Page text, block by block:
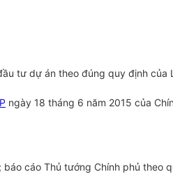
ầu tư dự án theo đúng quy định của
ngày 18 tháng 6 năm 2015 của
cáo Thủ tướng Chính phủ theo